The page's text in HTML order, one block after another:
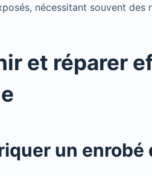
nécessitant souvent des
et réparer
un enrobé